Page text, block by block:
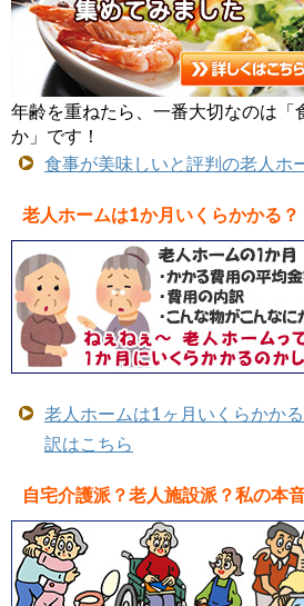
年齢を重ねたら、一番大切なのは「
か」です！
食事が美味しいと評判の老人ホ
老人ホームは1か月いくらかかる？
老人ホームは1ヶ月いくらかか
訳はこちら
自宅介護派？老人施設派？私の本